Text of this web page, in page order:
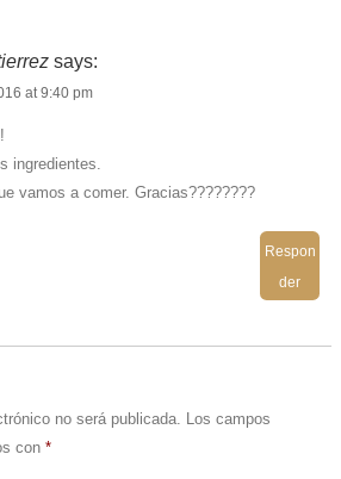
says:
at 9:40 pm
ingredientes.
vamos a comer. Gracias????????
Respon
der
no será publicada.
Los campos
con *